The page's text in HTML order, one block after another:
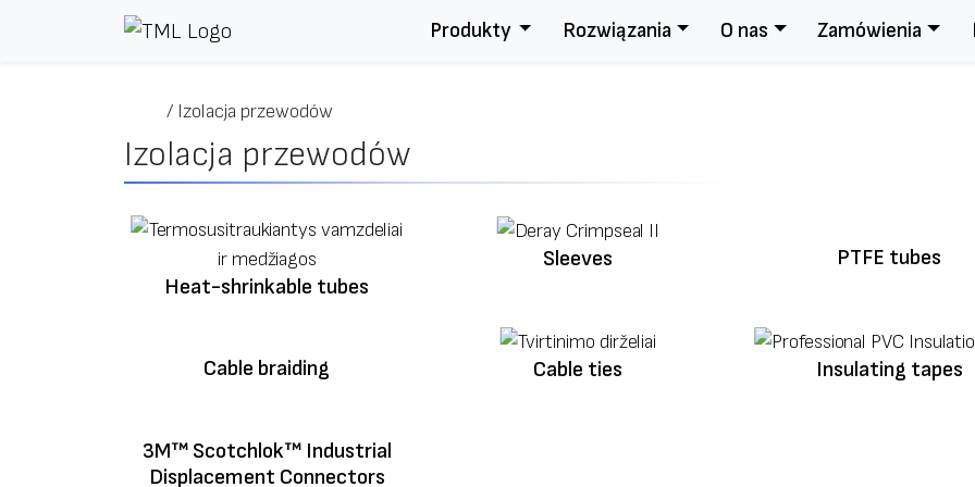
Przejdź do treści
Produkty Rozwiązania O nas Zamówienia
/ Izolacja przewodów
Izolacja przewodów
Heat-shrinkable tubes
Sleeves PTFE tubes
Cable braiding Cable ties Insulating tapes
3M™ Scotchlok™ Industrial
Displacement Connectors